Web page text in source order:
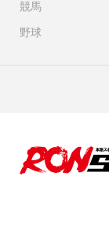
競馬
野球